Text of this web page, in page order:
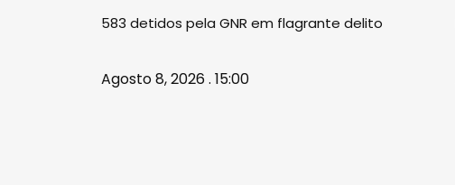
583 detidos pela GNR em flagrante delito
Agosto 8, 2026 . 15:00